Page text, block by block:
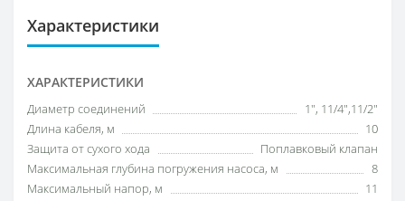
Характеристики
ХАРАКТЕРИСТИКИ
Диаметр соединений
1", 11/4",11/2"
Длина кабеля, м
10
Защита от сухого хода
Поплавковый клапан
Максимальная глубина погружения насоса, м
8
Максимальный напор, м
11